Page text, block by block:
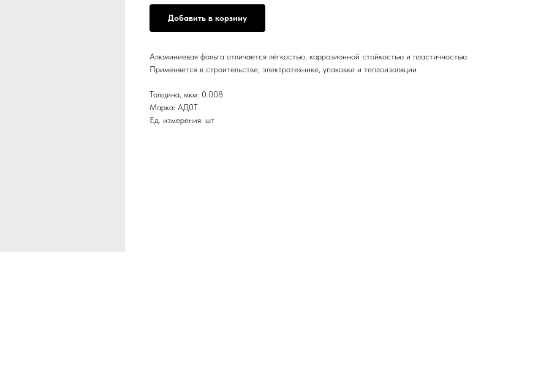
Добавить в корзину
Алюминиевая фольга отличается лёгкостью, коррозионной стойкостью и пластичностью.
Применяется в строительстве, электротехнике, упаковке и теплоизоляции.
Толщина, мкм: 0.008
Марка: АД0Т
Ед. измерения: шт